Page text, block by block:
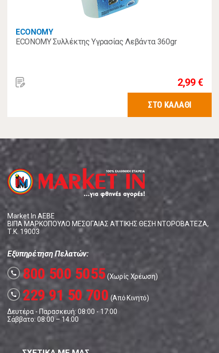
ECONOMY
ECONOMY Συλλέκτης Υγρασίας Λεβάντα 360gr
2,99 €
ΣΤΟ ΚΑΛΑΘΙ
Market In ΑΕΒΕ
ΒΙΠΑ ΜΑΡΚΟΠΟΥΛΟ ΜΕΣΟΓΑΙΑΣ ΑΤΤΙΚΗΣ ΘΕΣΗ ΝΤΟΡΟΒΑΤΕΖΑ,
Τ.Κ. 19003
Εξυπηρέτηση Πελατών:
call 800 500 5055(Χωρίς Χρέωση)
call 229 91 50 700 (Από Κινητό)
Δευτέρα - Παρασκευή: 08:00 - 17:00
Σάββατο: 08:00 – 14:00